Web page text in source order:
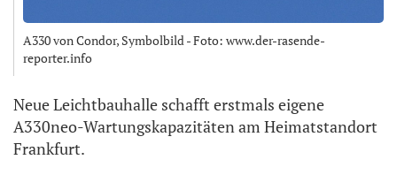
A330 von Condor, Symbolbild - Foto: www.der-rasende-
reporter.info
Neue Leichtbauhalle schafft erstmals eigene
A330neo-Wartungskapazitäten am Heimatstandort
Frankfurt.